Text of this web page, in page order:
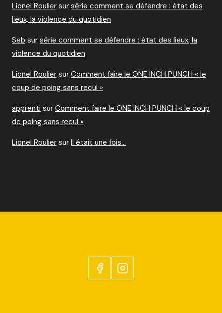
Lionel Roulier sur série comment se défendre : état des
lieux, la violence du quotidien
Seb sur série comment se défendre : état des lieux, la
violence du quotidien
Lionel Roulier sur Comment faire le ONE INCH PUNCH « le
coup de poing sans recul »
apprenti sur Comment faire le ONE INCH PUNCH « le coup
de poing sans recul »
Lionel Roulier sur Il était une fois…